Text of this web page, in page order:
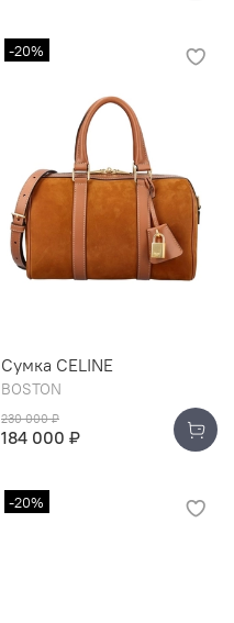
-20%
Сумка CELINE
BOSTON
230 000 ₽
184 000 ₽
-20%